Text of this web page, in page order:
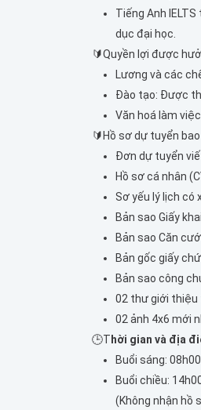
Tiếng Anh
dục đại học.
🔰Quyền lợi được
Lương và các
Đào tạo: Được
Văn hoá làm
🔰Hồ sơ dự tuyển
Đơn dự tuyển
Hồ sơ cá nhân
Sơ yếu lý lịch có
Bản sao Giấy
Bản sao Căn
Bản gốc giấy
Bản sao công
02 thư giới thiệu
02 ảnh 4x6 mới
🕒T hời gian và địa
Buổi sáng:
Buổi chiều:
(Không nhận hồ